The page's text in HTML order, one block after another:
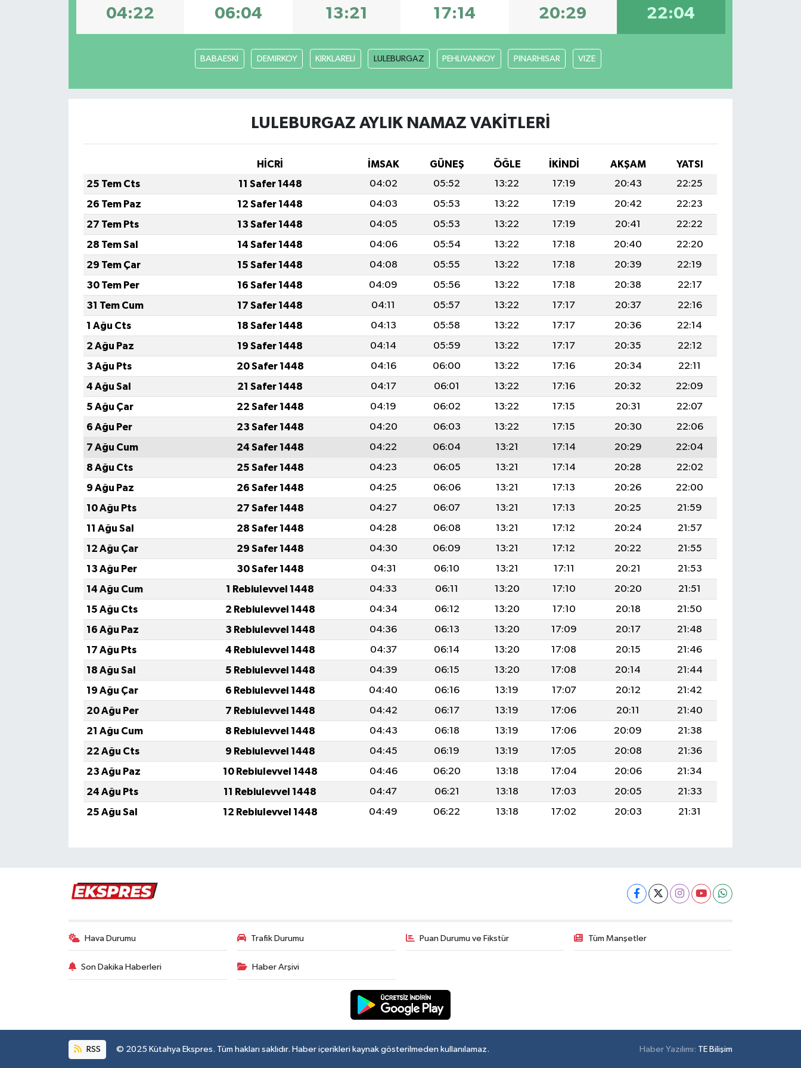
04:22 06:04 13:21 17:14 20:29 22:04
BABAESKİ DEMIRKOY KIRKLARELİ LULEBURGAZ PEHLIVANKOY PINARHISAR VIZE
LULEBURGAZ AYLIK NAMAZ VAKITLERI
HİCRİ İMSAK GÜNEŞ ÖĞLE İKINDI AKŞAM
YATSI
25 Tem Cts
11 Safer 1448 04:02 05:52 13:22 17:19 20:43
22:25
26 Tem Paz
12 Safer 1448 04:03 05:53 13:22 17:19 20:42
22:23
27 Tem Pts
13 Safer 1448 04:05 05:53 13:22 17:19 20:41
22:22
28 Tem Sal
14 Safer 1448 04:06 05:54 13:22 17:18 20:40
22:20
29 Tem Çar
15 Safer 1448 04:08 05:55 13:22 17:18 20:39
22:19
30 Tem Per
16 Safer 1448 04:09 05:56 13:22 17:18 20:38
22:17
31 Tem Cum
17 Safer 1448 04:11 05:57 13:22 17:17 20:37
22:16
1 Ağu Cts
18 Safer 1448 04:13 05:58 13:22 17:17 20:36
22:14
2 Ağu Paz
19 Safer 1448 04:14 05:59 13:22 17:17 20:35
22:12
3 Ağu Pts
20 Safer 1448 04:16 06:00 13:22 17:16 20:34
22:11
4 Ağu Sal
21 Safer 1448 04:17 06:01 13:22 17:16 20:32
22:09
5 Ağu Çar
22 Safer 1448 04:19 06:02 13:22 17:15 20:31
22:07
6 Ağu Per
23 Safer 1448 04:20 06:03 13:22 17:15 20:30
22:06
7 Ağu Cum
24 Safer 1448 04:22 06:04 13:21 17:14 20:29
22:04
8 Ağu Cts
25 Safer 1448 04:23 06:05 13:21 17:14 20:28
22:02
9 Ağu Paz
26 Safer 1448 04:25 06:06 13:21 17:13 20:26
22:00
10 Ağu Pts
27 Safer 1448 04:27 06:07 13:21 17:13 20:25
21:59
11 Ağu Sal
28 Safer 1448 04:28 06:08 13:21 17:12 20:24
21:57
12 Ağu Çar
29 Safer 1448 04:30 06:09 13:21 17:12 20:22
21:55
13 Ağu Per
30 Safer 1448 04:31 06:10 13:21 17:11 20:21
21:53
14 Ağu Cum
1 Rebiulevvel 1448 04:33 06:11 13:20 17:10 20:20
21:51
15 Ağu Cts
2 Rebiulevvel 1448 04:34 06:12 13:20 17:10 20:18
21:50
16 Ağu Paz
3 Rebiulevvel 1448 04:36 06:13 13:20 17:09 20:17
21:48
17 Ağu Pts
4 Rebiulevvel 1448 04:37 06:14 13:20 17:08 20:15
21:46
18 Ağu Sal
5 Rebiulevvel 1448 04:39 06:15 13:20 17:08 20:14
21:44
19 Ağu Çar
6 Rebiulevvel 1448 04:40 06:16 13:19 17:07 20:12
21:42
20 Ağu Per
7 Rebiulevvel 1448 04:42 06:17 13:19 17:06 20:11
21:40
21 Ağu Cum
8 Rebiulevvel 1448 04:43 06:18 13:19 17:06 20:09
21:38
22 Ağu Cts
9 Rebiulevvel 1448 04:45 06:19 13:19 17:05 20:08
21:36
23 Ağu Paz
10 Rebiulevvel 1448 04:46 06:20 13:18 17:04 20:06
21:34
24 Ağu Pts
11 Rebiulevvel 1448 04:47 06:21 13:18 17:03 20:05
21:33
25 Ağu Sal
12 Rebiulevvel 1448 04:49 06:22 13:18 17:02 20:03 21:31
Hava Durumu Trafik Durumu Puan Durumu ve Fikstür Tüm Manşetler
Son Dakika Haberleri Haber Arşivi
RSS © 2025 Kütahya Ekspres. Tüm hakları saklıdır. Haber içerikleri kaynak gösterilmeden kullanılamaz. Haber Yazılımı: TE Bilişim
Foto Galeri
Köşe Yazıları
Kültür Sanat
Rüya Tabirleri
Yemek Tarifleri